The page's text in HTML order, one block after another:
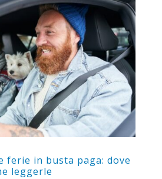
ferie in busta paga: dove
leggerle